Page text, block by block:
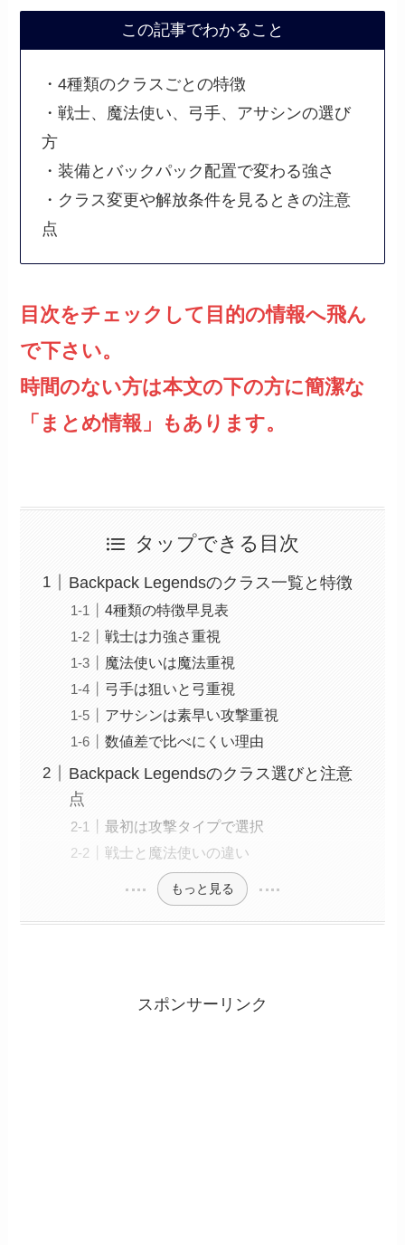
この記事でわかること
・4種類のクラスごとの特徴
・戦士、魔法使い、弓手、アサシンの選び
方
・装備とバックパック配置で変わる強さ
・クラス変更や解放条件を見るときの注意
点
目次をチェックして目的の情報へ飛ん
で下さい。
時間のない方は本文の下の方に簡潔な
「まとめ情報」もあります。
タップできる目次
Backpack Legendsのクラス一覧と特徴
4種類の特徴早見表
戦士は力強さ重視
魔法使いは魔法重視
弓手は狙いと弓重視
アサシンは素早い攻撃重視
数値差で比べにくい理由
Backpack Legendsのクラス選びと注意
点
最初は攻撃タイプで選択
戦士と魔法使いの違い
もっと見る
スポンサーリンク